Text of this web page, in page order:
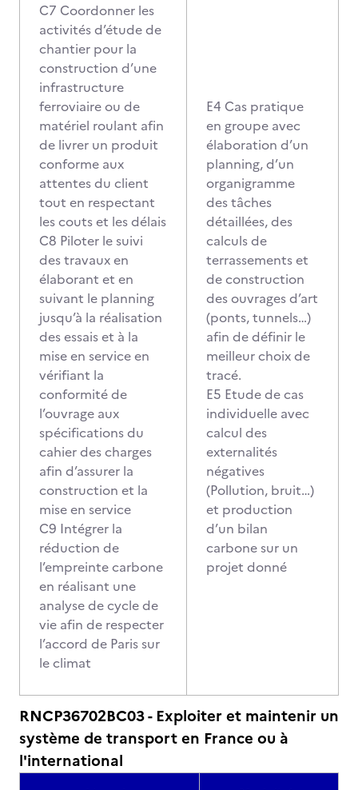
C7 Coordonner les
activités d’étude de
chantier pour la
construction d’une
infrastructure
ferroviaire ou de
matériel roulant afin
de livrer un produit
conforme aux
attentes du client
tout en respectant
les couts et les délais
C8 Piloter le suivi
des travaux en
élaborant et en
suivant le planning
jusqu’à la réalisation
des essais et à la
mise en service en
vérifiant la
conformité de
l’ouvrage aux
spécifications du
cahier des charges
afin d’assurer la
construction et la
mise en service
C9 Intégrer la
réduction de
l’empreinte carbone
en réalisant une
analyse de cycle de
vie afin de respecter
l’accord de Paris sur
le climat
E4 Cas pratique
en groupe avec
élaboration d’un
planning, d’un
organigramme
des tâches
détaillées, des
calculs de
terrassements et
de construction
des ouvrages d’art
(ponts, tunnels…)
afin de définir le
meilleur choix de
tracé.
E5 Etude de cas
individuelle avec
calcul des
externalités
négatives
(Pollution, bruit…)
et production
d’un bilan
carbone sur un
projet donné
RNCP36702BC03 - Exploiter et maintenir un
système de transport en France ou à
l'international